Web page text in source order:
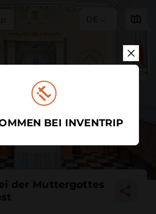
DE
der Muttergottes
BEI INVENTRIP